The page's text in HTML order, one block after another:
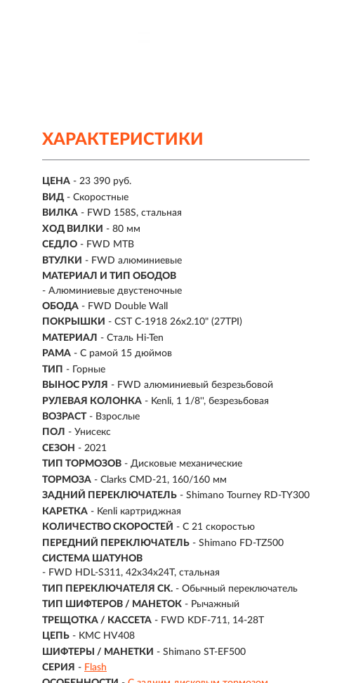
ХАРАКТЕРИСТИКИ
ЦЕНА - 23 390 руб.
ВИД - Скоростные
ВИЛКА - FWD 158S, стальная
ХОД ВИЛКИ - 80 мм
СЕДЛО - FWD MTB
ВТУЛКИ - FWD алюминиевые
МАТЕРИАЛ И ТИП ОБОДОВ
- Алюминиевые двустеночные
ОБОДА - FWD Double Wall
ПОКРЫШКИ - CST C-1918 26x2.10" (27TPI)
МАТЕРИАЛ - Сталь Hi-Ten
РАМА - С рамой 15 дюймов
ТИП - Горные
ВЫНОС РУЛЯ - FWD алюминиевый безрезьбовой
РУЛЕВАЯ КОЛОНКА - Kenli, 1 1/8'', безрезьбовая
ВОЗРАСТ - Взрослые
ПОЛ - Унисекс
СЕЗОН - 2021
ТИП ТОРМОЗОВ - Дисковые механические
ТОРМОЗА - Clarks CMD-21, 160/160 мм
ЗАДНИЙ ПЕРЕКЛЮЧАТЕЛЬ - Shimano Tourney RD-TY300
КАРЕТКА - Kenli картриджная
КОЛИЧЕСТВО СКОРОСТЕЙ - С 21 скоростью
ПЕРЕДНИЙ ПЕРЕКЛЮЧАТЕЛЬ - Shimano FD-TZ500
СИСТЕМА ШАТУНОВ
- FWD HDL-S311, 42x34x24T, стальная
ТИП ПЕРЕКЛЮЧАТЕЛЯ СК. - Обычный переключатель
ТИП ШИФТЕРОВ / МАНЕТОК - Рычажный
ТРЕЩОТКА / КАССЕТА - FWD KDF-711, 14-28T
ЦЕПЬ - KMC HV408
ШИФТЕРЫ / МАНЕТКИ - Shimano ST-EF500
СЕРИЯ - Flash